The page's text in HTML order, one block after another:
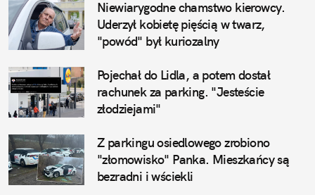
Niewiarygodne chamstwo kierowcy.
Uderzył kobietę pięścią w twarz,
"powód" był kuriozalny
Pojechał do Lidla, a potem dostał
rachunek za parking. "Jesteście
złodziejami"
Z parkingu osiedlowego zrobiono
"złomowisko" Panka. Mieszkańcy są
bezradni i wściekli